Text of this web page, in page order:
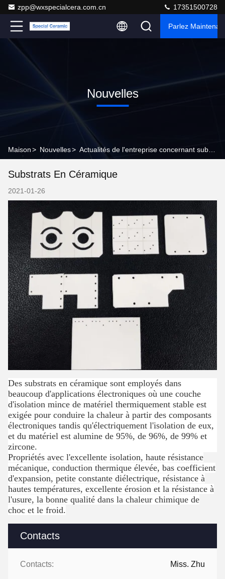
zpp@wxspecialcera.com.cn 17351500728
Parlez
Nouvelles
Maison> Nouvelles>
Contacts
Contacts: Miss. Zhu
Substrats En Céramique
2021-01-26
Des substrats en céramique sont employés dans
beaucoup d'applications électroniques où une couche
d'isolation mince de matériel thermiquement stable est
exigée pour conduire la chaleur à partir des composants
électroniques tandis qu'électriquement l'isolation de eux,
et du matériel est alumine de 95%, de 96%, de 99% et
zircone.
Propriétés avec l'excellente isolation, haute résistance
mécanique, conduction thermique élevée, bas coefficient
d'expansion, petite constante diélectrique, résistance à
hautes températures, excellente érosion et la résistance à
l'usure, la bonne qualité dans la chaleur chimique de
choc et le froid.